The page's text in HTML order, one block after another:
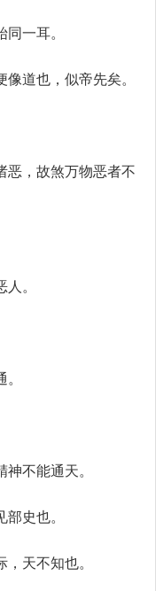
一耳。
道也，似帝先矣。
恶，故煞万物恶者不
。
不能通天。
史也。
天不知也。